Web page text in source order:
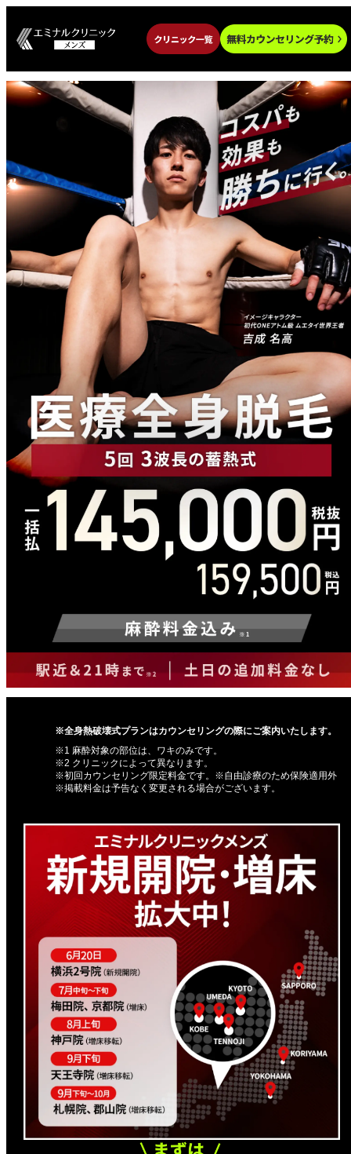
※全身熱破壊式プランはカウンセリングの際にご案内いたします。
※1 麻酔対象の部位は、ワキのみです。
※2 クリニックによって異なります。
※初回カウンセリング限定料金です。※自由診療のため保険適用外
※掲載料金は予告なく変更される場合がございます。